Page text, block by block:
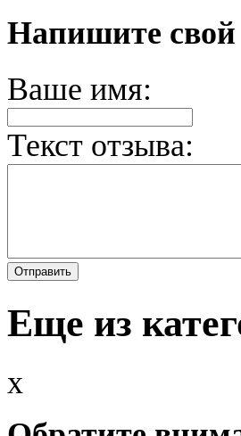
Напишите свой
Ваше имя:
Текст отзыва:
Еще из
x